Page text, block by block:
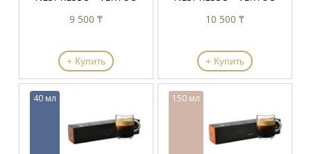
9 500 ₸
+ Купить
10 500 ₸
+ Купить
40 мл 150 мл